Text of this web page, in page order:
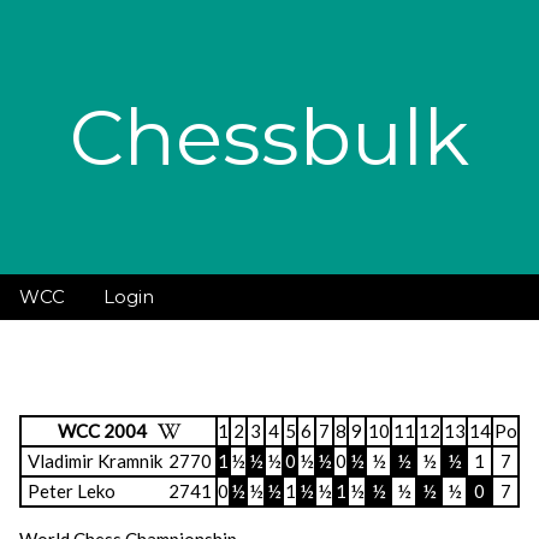
Chessbulk
WCC Login
WCC 2004 1 2 3 4 5 6 7 8 9 10 11 12 13 14 Po
Vladimir Kramnik 2770 1 ½ ½ ½ 0 ½ ½ 0 ½ ½ ½ ½ ½ 1
7
Peter Leko
2741 0 ½ ½ ½ 1 ½ ½ 1 ½ ½ ½ ½ ½ 0 7